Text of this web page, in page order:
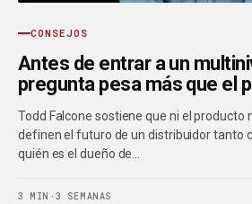
CONSEJOS
Antes de entrar a un
pregunta pesa más que el
Todd Falcone sostiene que ni el producto
definen el futuro de un distribuidor tanto
quién es el dueño de…
3 MIN · 3 SEMANAS